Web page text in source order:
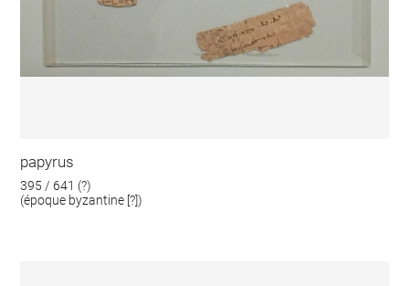
papyrus
395 / 641 (?)
(époque byzantine [?])